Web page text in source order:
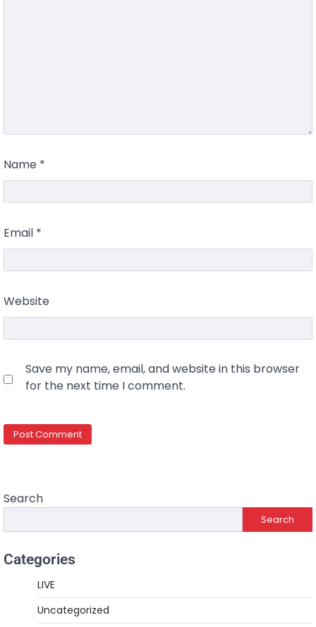
Name *
Email *
Website
Save my name, email, and website in this browser
for the next time I comment.
Search
Search
Categories
LIVE
Uncategorized